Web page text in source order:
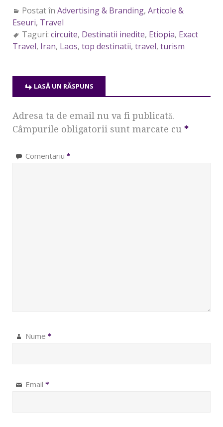
Postat în Advertising & Branding, Articole &
Eseuri, Travel
Taguri: circuite, Destinatii inedite, Etiopia, Exact
Travel, Iran, Laos, top destinatii, travel, turism
LASĂ UN RĂSPUNS
Adresa ta de email nu va fi publicată.
Câmpurile obligatorii sunt marcate cu *
Comentariu *
Nume *
Email *